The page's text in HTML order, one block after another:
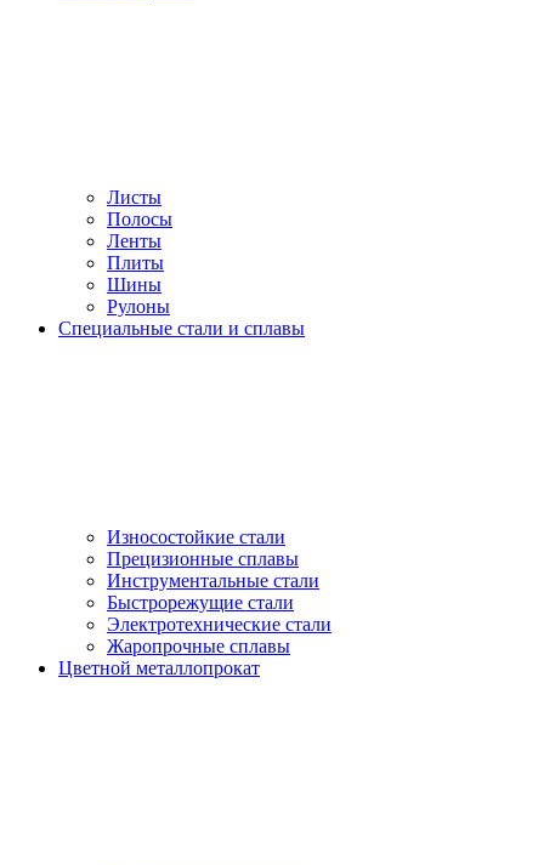
Листы
Полосы
Ленты
Плиты
Шины
Рулоны
Специальные стали и сплавы
Износостойкие стали
Прецизионные сплавы
Инструментальные стали
Быстрорежущие стали
Электротехнические стали
Жаропрочные сплавы
Цветной металлопрокат